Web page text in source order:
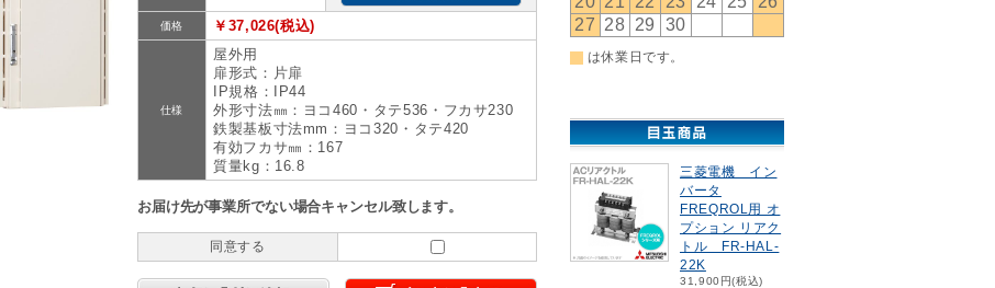
価格 ￥37,026(税込)
仕様
屋外用
扉形式：片扉
IP規格：IP44
外形寸法㎜：ヨコ460・タテ536・フカサ230
鉄製基板寸法mm：ヨコ320・タテ420
有効フカサ㎜：167
質量kg：16.8
お届け先が事業所でない場合キャンセル致します。
同意する
三菱電機 イン
バータ
FREQROL用 オ
プション リアク
トル FR-HAL-
22K
31,900円(税込)